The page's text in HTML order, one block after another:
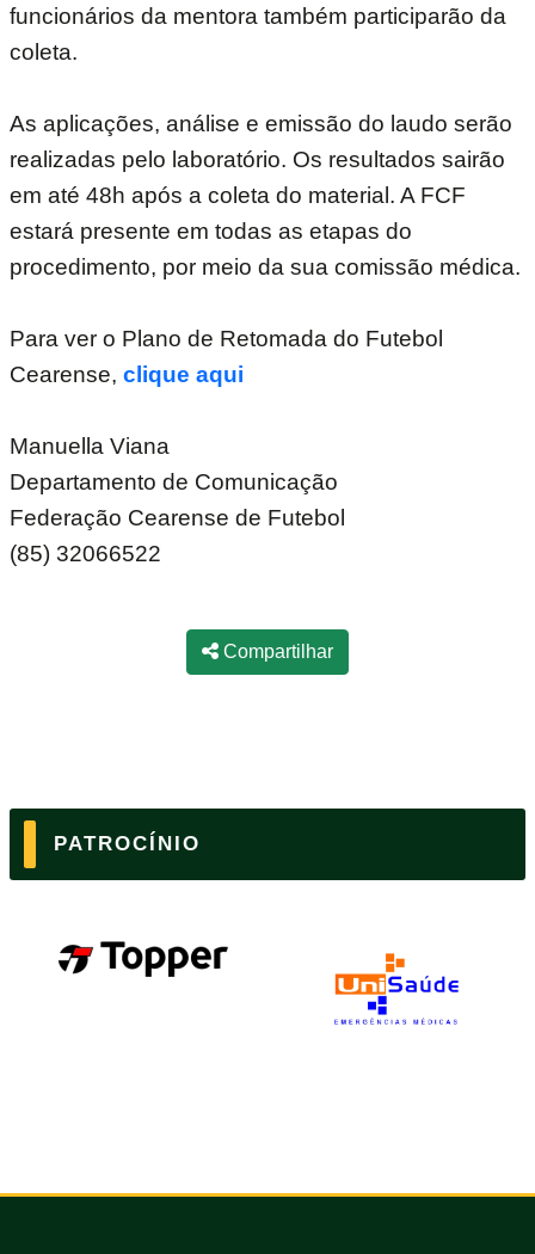
funcionários da mentora também participarão da
coleta.
As aplicações, análise e emissão do laudo serão
realizadas pelo laboratório. Os resultados sairão
em até 48h após a coleta do material. A FCF
estará presente em todas as etapas do
procedimento, por meio da sua comissão médica.
Para ver o Plano de Retomada do Futebol
Cearense, clique aqui
Manuella Viana
Departamento de Comunicação
Federação Cearense de Futebol
(85) 32066522
Compartilhar
PATROCÍNIO